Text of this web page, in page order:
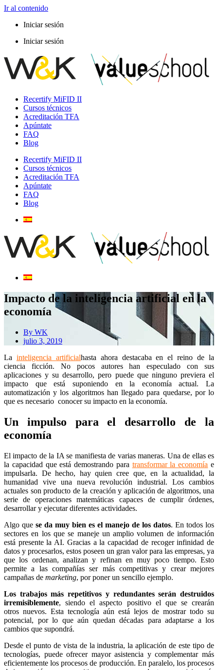
Ir al contenido
Iniciar sesión
Iniciar sesión
Recertify MiFID II
Cursos técnicos
Acreditación TFA
Apúntate
FAQ
Blog
Recertify MiFID II
Cursos técnicos
Acreditación TFA
Apúntate
FAQ
Blog
Impacto de la inteligencia artificial en la
economía
By WK
julio 3, 2019
La inteligencia artificialhasta ahora destacaba en el reino de la
ciencia ficción. No pocos autores han especulado con sus
aplicaciones y su desarrollo, pero puede que ninguno previera el
impacto que está suponiendo en la economía actual. La
automatización y los algoritmos han llegado para quedarse, por lo
que es necesario conocer su impacto en la economía.
Un impulso para el desarrollo de la
economía
El impacto de la IA se manifiesta de varias maneras. Una de ellas es
la capacidad que está demostrando para transformar la economía e
impulsarla. De hecho, hay quien cree que, en la actualidad, la
humanidad vive una nueva revolución industrial. Los cambios
actuales son producto de la creación y aplicación de algoritmos, una
serie de operaciones matemáticas capaces de cumplir órdenes,
desarrollar y ejecutar diferentes actividades.
Algo que se da muy bien es el manejo de los datos. En todos los
sectores en los que se maneje un amplio volumen de información
está presente la AI. Gracias a la capacidad de recoger infinidad de
datos y procesarlos, estos poseen un gran valor para las empresas, ya
que los ordenan, analizan y refinan en muy poco tiempo. Esto
permite a las compañías ser más competitivas y crear mejores
campañas de marketing, por poner un sencillo ejemplo.
Los trabajos más repetitivos y redundantes serán destruidos
irremisiblemente, siendo el aspecto positivo el que se crearán
otros nuevos. Esta tecnología aún está lejos de mostrar todo su
potencial, por lo que aún quedan décadas para adaptarse a los
cambios que supondrá.
Desde el punto de vista de la industria, la aplicación de este tipo de
tecnologías, puede ofrecer mayor asistencia y complementar más
eficientemente los procesos de producción. En paralelo, los procesos